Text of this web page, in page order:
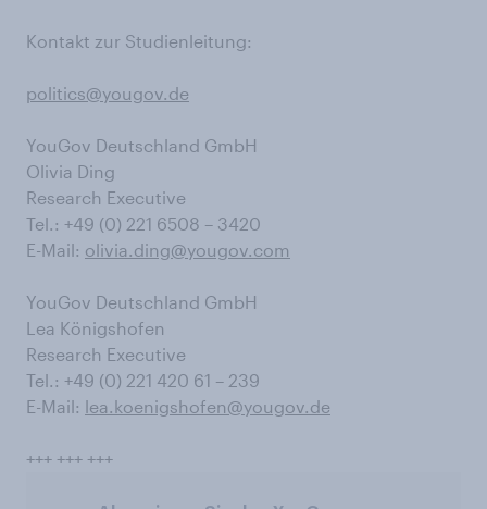
Kontakt zur Studienleitung:
politics@yougov.de
YouGov Deutschland GmbH
Olivia Ding
Research Executive
Tel.: +49 (0) 221 6508 – 3420
E-Mail: olivia.ding@yougov.com
YouGov Deutschland GmbH
Lea Königshofen
Research Executive
Tel.: +49 (0) 221 420 61 – 239
E-Mail: lea.koenigshofen@yougov.de
+++ +++ +++